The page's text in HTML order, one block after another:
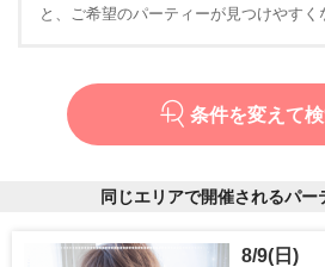
と、ご希望のパーティーが見つけやすく
条件を変えて
同じエリアで開催されるパー
8/9(日)